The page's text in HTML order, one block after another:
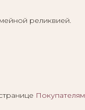
реликвией.
Покупателям